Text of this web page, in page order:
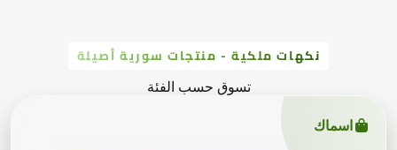
نكهات ملكية - منتجات سورية أصيلة
تسوق حسب الفئة
اسماك